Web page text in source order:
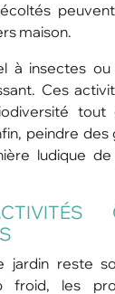
maison.
à insectes ou
Ces
tout
peindre
ludique de
reste
froid, les